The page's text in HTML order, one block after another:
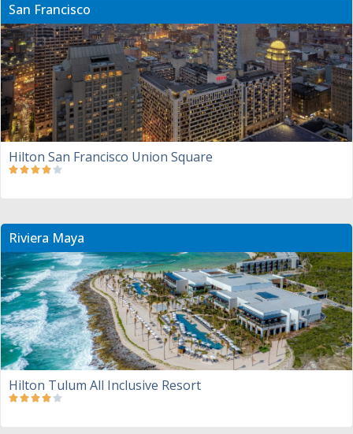
San Francisco
Hilton San Francisco Union Square
Riviera Maya
Hilton Tulum All Inclusive Resort